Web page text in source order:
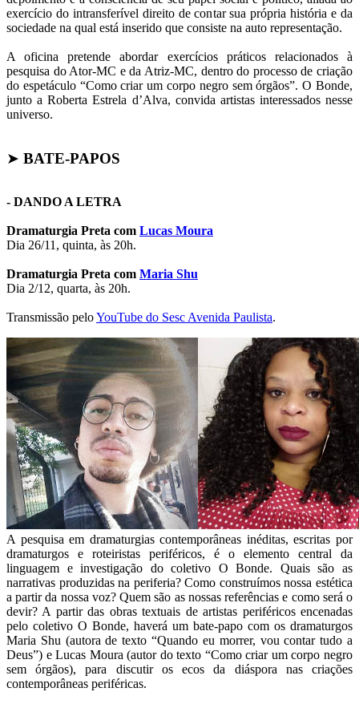
exercício do intransferível direito de contar sua própria história e da
sociedade na qual está inserido que consiste na auto representação.
A oficina pretende abordar exercícios práticos relacionados à
pesquisa do Ator-MC e da Atriz-MC, dentro do processo de criação
do espetáculo “Como criar um corpo negro sem órgãos”. O Bonde,
junto a Roberta Estrela d’Alva, convida artistas interessados nesse
universo.
➤ BATE-PAPOS
- DANDO A LETRA
Dramaturgia Preta com Lucas Moura
Dia 26/11, quinta, às 20h.
Dramaturgia Preta com Maria Shu
Dia 2/12, quarta, às 20h.
Transmissão peloYouTube do Sesc Avenida Paulista.
A pesquisa em dramaturgias contemporâneas inéditas, escritas por
dramaturgos e roteiristas periféricos, é o elemento central da
linguagem e investigação do coletivo O Bonde. Quais são as
narrativas produzidas na periferia? Como construímos nossa estética
a partir da nossa voz? Quem são as nossas referências e como será o
devir? A partir das obras textuais de artistas periféricos encenadas
pelo coletivo O Bonde, haverá um bate-papo com os dramaturgos
Maria Shu (autora de texto “Quando eu morrer, vou contar tudo a
Deus”) e Lucas Moura (autor do texto “Como criar um corpo negro
sem órgãos), para discutir os ecos da diáspora nas criações
contemporâneas periféricas.